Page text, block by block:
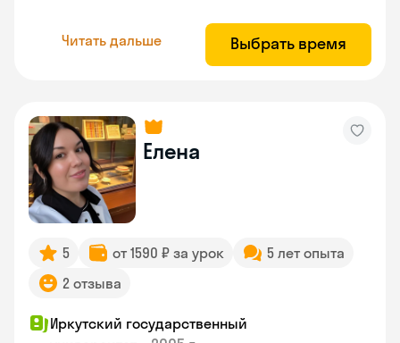
Читать дальше Выбрать время
Елена
5 от 1590 ₽ за урок
5 лет опыта
2 отзыва
Иркутский государственный